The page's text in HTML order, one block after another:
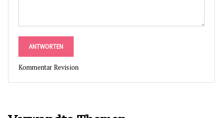
ANTWORTEN
Kommentar Revision